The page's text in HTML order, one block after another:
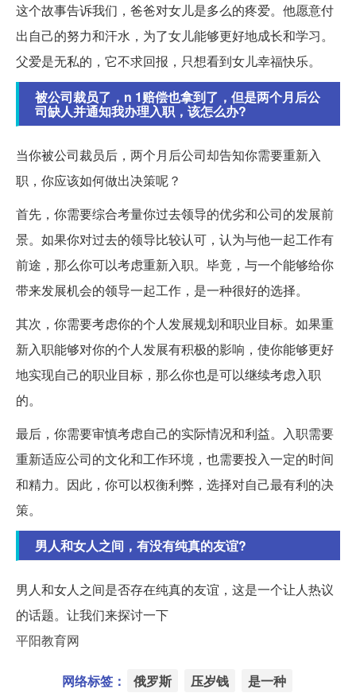
这个故事告诉我们，爸爸对女儿是多么的疼爱。他愿意付
出自己的努力和汗水，为了女儿能够更好地成长和学习。
父爱是无私的，它不求回报，只想看到女儿幸福快乐。
被公司裁员了，n 1赔偿也拿到了，但是两个月后公
司缺人并通知我办理入职，该怎么办?
当你被公司裁员后，两个月后公司却告知你需要重新入
职，你应该如何做出决策呢？
首先，你需要综合考量你过去领导的优劣和公司的发展前
景。如果你对过去的领导比较认可，认为与他一起工作有
前途，那么你可以考虑重新入职。毕竟，与一个能够给你
带来发展机会的领导一起工作，是一种很好的选择。
其次，你需要考虑你的个人发展规划和职业目标。如果重
新入职能够对你的个人发展有积极的影响，使你能够更好
地实现自己的职业目标，那么你也是可以继续考虑入职
的。
最后，你需要审慎考虑自己的实际情况和利益。入职需要
重新适应公司的文化和工作环境，也需要投入一定的时间
和精力。因此，你可以权衡利弊，选择对自己最有利的决
策。
男人和女人之间，有没有纯真的友谊?
男人和女人之间是否存在纯真的友谊，这是一个让人热议
的话题。让我们来探讨一下
平阳教育网
网络标签： 俄罗斯 压岁钱 是一种